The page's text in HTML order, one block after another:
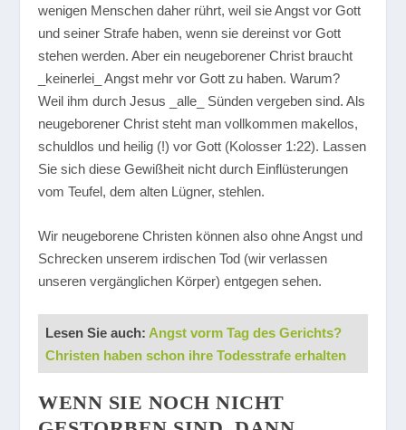
wenigen Menschen daher rührt, weil sie Angst vor Gott
und seiner Strafe haben, wenn sie dereinst vor Gott
stehen werden. Aber ein neugeborener Christ braucht
_keinerlei_ Angst mehr vor Gott zu haben. Warum?
Weil ihm durch Jesus _alle_ Sünden vergeben sind. Als
neugeborener Christ steht man vollkommen makellos,
schuldlos und heilig (!) vor Gott (Kolosser 1:22). Lassen
Sie sich diese Gewißheit nicht durch Einflüsterungen
vom Teufel, dem alten Lügner, stehlen.
Wir neugeborene Christen können also ohne Angst und
Schrecken unserem irdischen Tod (wir verlassen
unseren vergänglichen Körper) entgegen sehen.
Lesen Sie auch: Angst vorm Tag des Gerichts?
Christen haben schon ihre Todesstrafe erhalten
WENN SIE NOCH NICHT